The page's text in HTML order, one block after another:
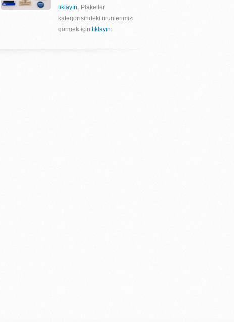
tıklayın. Plaketler
kategorisindeki ürünlerimizi
görmek için tıklayın.